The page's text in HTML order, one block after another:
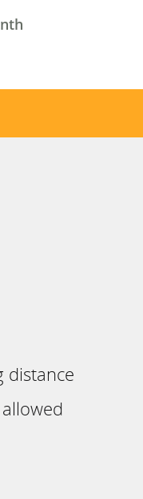
distance